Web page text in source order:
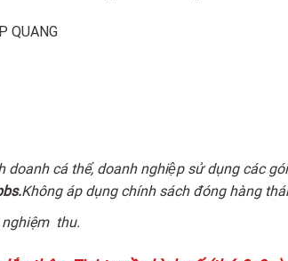
doanh cá thể, doanh nghiệp sử dụng các gói
Không áp dụng chính sách đóng hàng
thu.